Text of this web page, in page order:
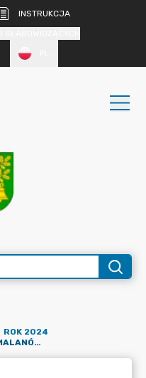
INSTRUKCJA
ROK 2024
OBWIESZCZENIE WÓJTA GMINY MALANÓW O WSZCZĘCIU POSTĘPOWANIA W SPRAWIE WYDANIA DECYZJI C.P. W M. POROŻE I MIŁACZEW